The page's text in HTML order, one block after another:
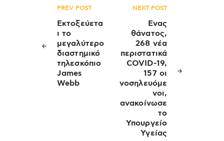
Πλοήγηση
άρθρων
PREV POST
Εκτοξεύετα
ι το
μεγαλύτερο
διαστημικό
τηλεσκόπιο
James
Webb
NEXT POST
Ενας
θάνατος,
268 νέα
περιστατικά
COVID-19,
157 οι
νοσηλευόμε
νοι,
ανακοίνωσε
το
Υπουργείο
Υγείας